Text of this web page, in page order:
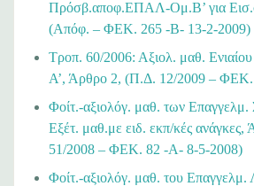
Πρόσβ.αποφ.ΕΠΑΛ-Ομ.Β’ για
(Απόφ. – ΦΕΚ. 265 -Β- 13-2-2009)
Τροπ. 60/2006: Αξιολ. μαθ.
Α’, Άρθρο 2, (Π.Δ. 12/2009 –
Φοίτ.-αξιολόγ. μαθ. των
Εξέτ. μαθ.με ειδ. εκπ/κές
51/2008 – ΦΕΚ. 82 -Α- 8-5-2008)
Φοίτ.-αξιολόγ. μαθ. του